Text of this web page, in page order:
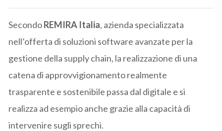
SecondoREMIRA Italia, azienda specializzata
nell’offerta di soluzioni software avanzate per la
gestione della supply chain, la realizzazione di una
catena di approvvigionamento realmente
trasparente e sostenibile passa dal digitale e si
realizza ad esempio anche grazie alla capacità di
intervenire sugli sprechi.